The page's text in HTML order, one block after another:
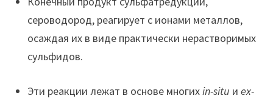
сероводород, реагирует с ионами металлов,
осаждая их в виде практически нерастворимых
сульфидов.
Эти реакции лежат в основе многихin-situ иex-